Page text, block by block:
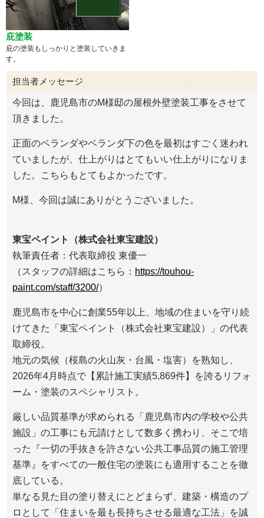
庇塗装
庇の塗装もしっかりと塗装していきま
す。
担当者メッセージ
今回は、鹿児島市のM様邸の屋根外壁塗装工事をさせて
頂きました。
正面のベランダやベランダ下の色を最初はすごく迷われ
ていましたが、仕上がりはとてもいい仕上がりになりま
した。こちらもとてもよかったです。
M様、今回は誠にありがとうございました。
東宝ペイント（株式会社東宝建設）
執筆責任者：代表取締役 東優一
（スタッフの詳細はこちら： https://touhou-
paint.com/staff/3200/）
鹿児島市を中心に創業55年以上、地域の住まいを守り続
けてきた「東宝ペイント（株式会社東宝建設）」の代表
取締役。
地元の気候（桜島の火山灰・台風・塩害）を熟知し、
2026年4月時点で【累計施工実績5,869件】を誇るリフォ
ーム・塗装のスペシャリスト。
厳しい品質基準が求められる「鹿児島市内の学校や公共
施設」の工事にも元請けとして数多く携わり、そこで培
った『一切の手抜きを許さない公共工事品質の施工管理
基準』をすべての一般住宅の塗装にも適用することを徹
底している。
単なる見た目の塗り替えにとどまらず、建築・構造のプ
ロとして「住まいを最も長持ちさせる最適な工法」を誠